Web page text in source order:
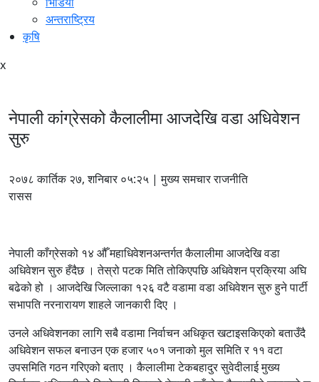
अन्तराष्ट्रिय
कृषि
x
नेपाली कांग्रेसको कैलालीमा आजदेखि वडा अधिवेशन
सुरु
२०७८ कार्तिक २७, शनिबार ०५:२५ | मुख्य समचार राजनीति
रासस
नेपाली काँग्रेसको १४ औँ महाधिवेशनअन्तर्गत कैलालीमा आजदेखि वडा
अधिवेशन सुरु हँदैछ । तेस्रो पटक मिति तोकिएपछि अधिवेशन प्रक्रिया अघि
बढेको हो । आजदेखि जिल्लाका १२६ वटै वडामा वडा अधिवेशन सुरु हुने पार्टी
सभापति नरनारायण शाहले जानकारी दिए ।
उनले अधिवेशनका लागि सबै वडामा निर्वाचन अधिकृत खटाइसकिएको बताउँदै
अधिवेशन सफल बनाउन एक हजार ५०१ जनाको मुल समिति र ११ वटा
उपसमिति गठन गरिएको बताए । कैलालीमा टेकबहादुर सुवेदीलाई मुख्य